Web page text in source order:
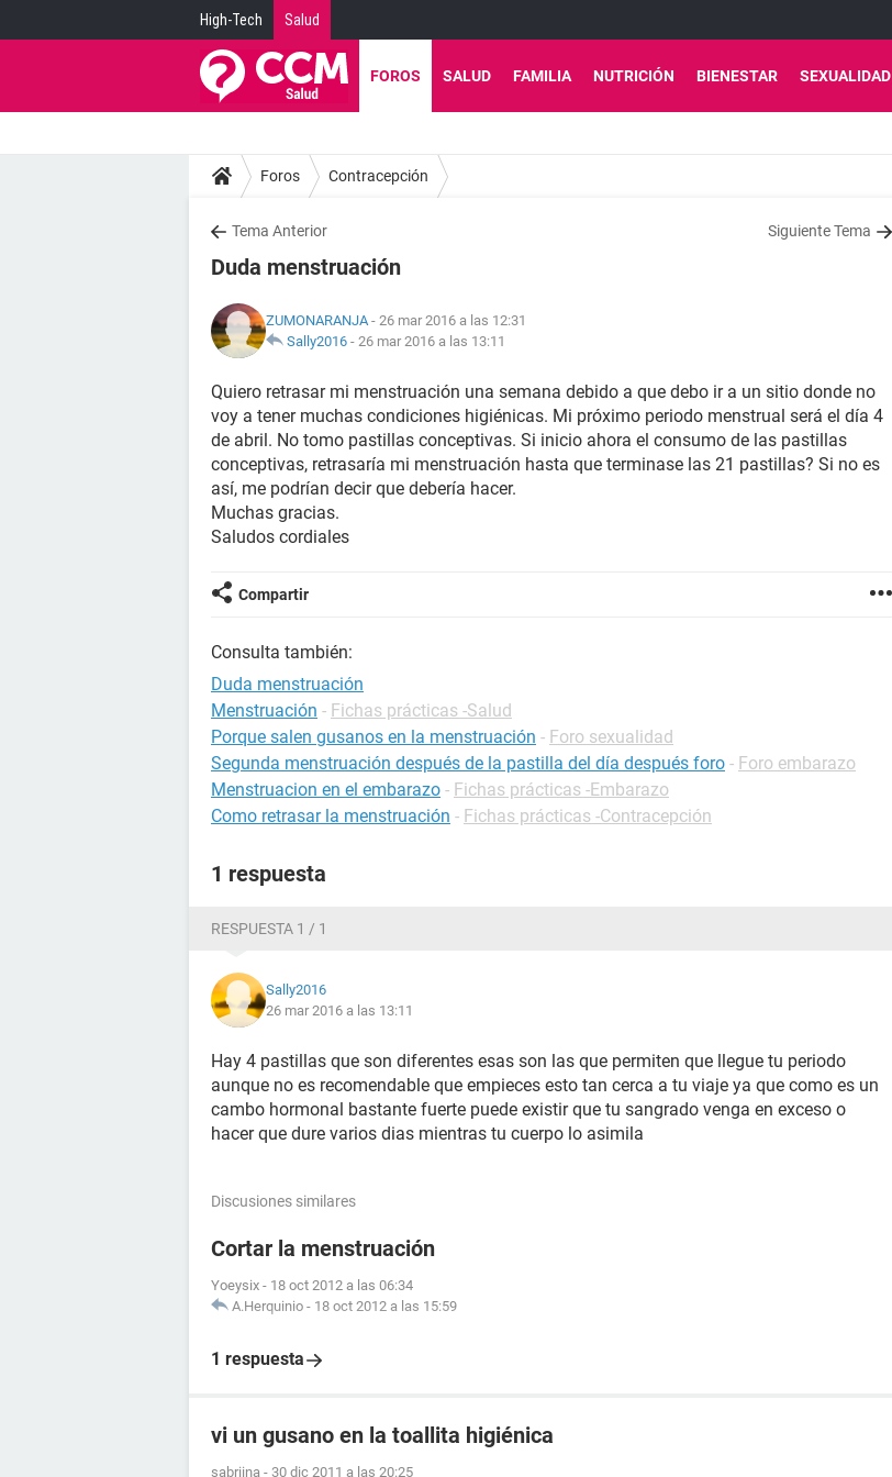
High-Tech Salud
FOROS SALUD FAMILIA NUTRICIÓN BIENESTAR SEXUALIDAD
Foros Contracepción
Tema Anterior Siguiente Tema
Duda menstruación
ZUMONARANJA- 26 mar 2016 a las 12:31
Sally2016 - 26 mar 2016 a las 13:11
Quiero retrasar mi menstruación una semana debido a que debo ir a un sitio donde no
voy a tener muchas condiciones higiénicas. Mi próximo periodo menstrual será el día 4
de abril. No tomo pastillas conceptivas. Si inicio ahora el consumo de las pastillas
conceptivas, retrasaría mi menstruación hasta que terminase las 21 pastillas? Si no es
así, me podrían decir que debería hacer.
Muchas gracias.
Saludos cordiales
Compartir
Consulta también:
Duda menstruación
Menstruación - Fichas prácticas -Salud
Porque salen gusanos en la menstruación - Foro sexualidad
Segunda menstruación después de la pastilla del día después foro - Foro embarazo
Menstruacion en el embarazo - Fichas prácticas -Embarazo
Como retrasar la menstruación - Fichas prácticas -Contracepción
1 respuesta
RESPUESTA 1 / 1
Sally2016
26 mar 2016 a las 13:11
Hay 4 pastillas que son diferentes esas son las que permiten que llegue tu periodo
aunque no es recomendable que empieces esto tan cerca a tu viaje ya que como es un
cambo hormonal bastante fuerte puede existir que tu sangrado venga en exceso o
hacer que dure varios dias mientras tu cuerpo lo asimila
Discusiones similares
Cortar la menstruación
Yoeysix - 18 oct 2012 a las 06:34
A.Herquinio - 18 oct 2012 a las 15:59
1 respuesta
vi un gusano en la toallita higiénica
sabriina - 30 dic 2011 a las 20:25